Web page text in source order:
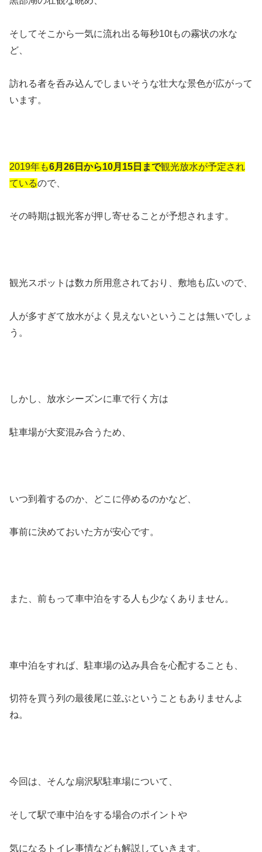
そしてそこから一気に流れ出る毎秒10tもの霧状の水な
ど、
訪れる者を呑み込んでしまいそうな壮大な景色が広がって
います。
2019年も6月26日から10月15日まで観光放水が予定され
ているので、
その時期は観光客が押し寄せることが予想されます。
観光スポットは数カ所用意されており、敷地も広いので、
人が多すぎて放水がよく見えないということは無いでしょ
う。
しかし、放水シーズンに車で行く方は
駐車場が大変混み合うため、
いつ到着するのか、どこに停めるのかなど、
事前に決めておいた方が安心です。
また、前もって車中泊をする人も少なくありません。
車中泊をすれば、駐車場の込み具合を心配することも、
切符を買う列の最後尾に並ぶということもありませんよ
ね。
今回は、そんな扇沢駅駐車場について、
そして駅で車中泊をする場合のポイントや
気になるトイレ事情なども解説していきます。